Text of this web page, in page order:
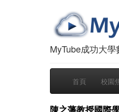
MyTube成功大
首頁 校園